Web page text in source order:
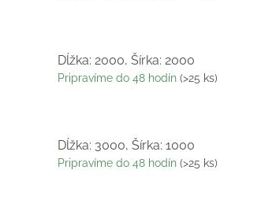
Dĺžka: 2000, Šírka: 2000
Pripravíme do 48 hodín (>25 ks)
Dĺžka: 3000, Šírka: 1000
Pripravíme do 48 hodín (>25 ks)